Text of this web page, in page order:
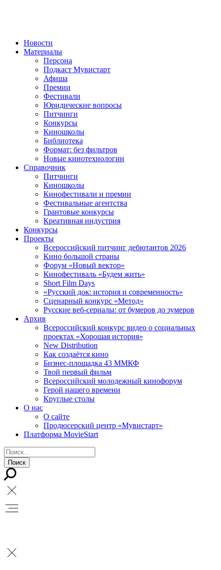
Новости
Материалы
Персона
Подкаст Мувистарт
Афиша
Премии
Фестивали
Юридические вопросы
Питчинги
Конкурсы
Киношколы
Библиотека
Формат: без фильтров
Новые кинотехнологии
Справочник
Питчинги
Киношколы
Кинофестивали и премии
Фестивальные агентства
Грантовые конкурсы
Креативная индустрия
Конкурсы
Проекты
Всероссийский питчинг дебютантов 2026
Кино большой страны
Форум «Новый вектор»
Кинофестиваль «Будем жить»
Short Film Days
«Русский док: история и современность»
Сценарный конкурс «Метод»
Русские веб-сериалы: от бумеров до зумеров
Архив
Всероссийский конкурс видео о социальных
проектах «Хорошая история»
New Distribution
Как создаётся кино
Бизнес-площадка 43 ММКФ
Твой первый фильм
Всероссийский молодежный кинофорум
Герой нашего времени
Круглые столы
О нас
О сайте
Продюсерский центр «Мувистарт»
Платформа MovieStart